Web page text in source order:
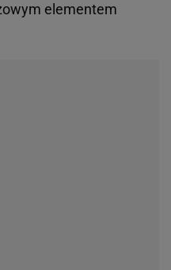
elementem